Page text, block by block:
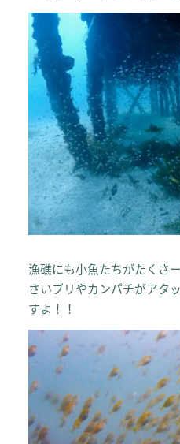
漁礁にも小魚たちがたく
さいブリやカンパチがアタ
すよ！！